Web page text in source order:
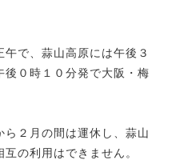
で、蒜山高原には午後３
０時１０分発で大阪・梅
２月の間は運休し、蒜山
の利用はできません。